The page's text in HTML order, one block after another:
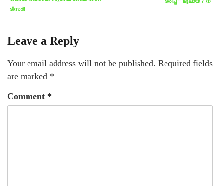
ടീസർ!
ട്രിപ്പ് ” ജൂലായ് 7 ന്
Leave a Reply
Your email address will not be published. Required fields
are marked *
Comment *